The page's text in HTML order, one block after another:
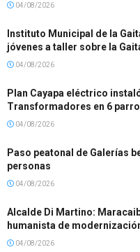
04/08/2026
Instituto Municipal de la
jóvenes a taller sobre la
04/08/2026
Plan Cayapa eléctrico
Transformadores en 6
04/08/2026
Paso peatonal de Galerías
personas
04/08/2026
Alcalde Di Martino:
humanista de
04/08/2026